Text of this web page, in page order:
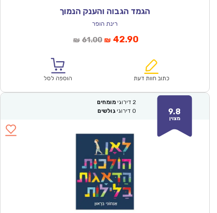
הגמד הגבוה והענק הנמוך
רינת הופר
₪ 61.00המחיר
₪61.00.
₪ 42.90המחיר
הוא:
כתוב חוות דעת הוספה לסל
9.8
מצוין
2 דירוגי מומחים
0 דירוגי גולשים